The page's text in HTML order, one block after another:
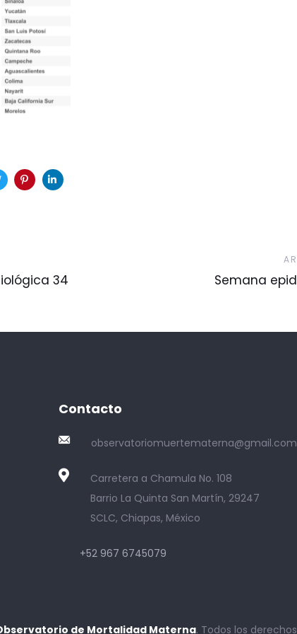
34
Siguiente
Semana
Contacto
observatoriomuertematerna@gmail.com
Carretera a Chamula No. 108
Barrio La Quinta San Martín, 29247
SCLC, Chiapas, México
+52 967 6745079
de Mortalidad Materna. Todos los